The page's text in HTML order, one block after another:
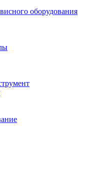
оборудования